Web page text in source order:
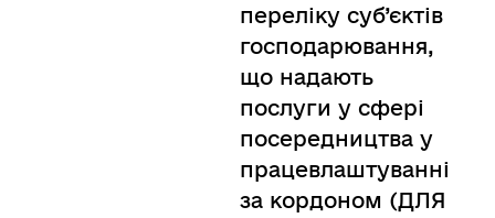
переліку суб’єктів
господарювання,
що надають
послуги у сфері
посередництва у
працевлаштуванні
за кордоном (ДЛЯ